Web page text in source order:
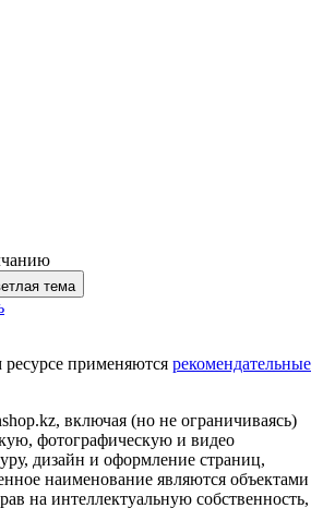
тема
применяются рекомендательные
включая (но не ограничиваясь)
фотографическую и видео
дизайн и оформление страниц,
наименование являются объектами
на интеллектуальную собственность,